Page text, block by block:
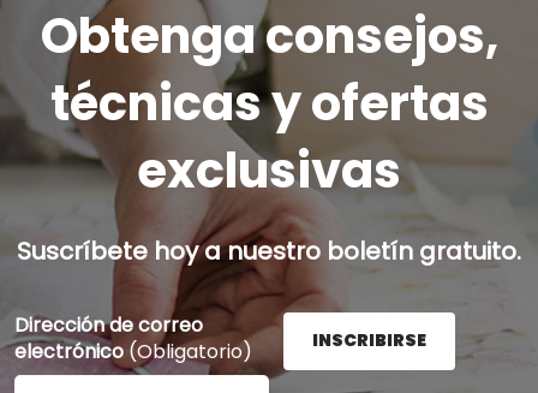
Obtenga consejos,
técnicas y ofertas
exclusivas
Suscríbete hoy a nuestro boletín gratuito.
Dirección de correo
electrónico (Obligatorio)
Ingrese su dirección de correo electrónico aquí y
INSCRIBIRSE